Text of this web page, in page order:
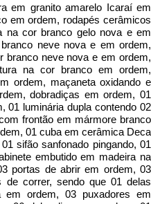
em granito amarelo Icaraí em
em ordem, rodapés cerâmicos
na cor branco gelo nova e em
neve nova e em ordem,
branco neve nova e em ordem,
na cor branco em ordem,
ordem, maçaneta oxidando e
dobradiças em ordem, 01
01 luminária dupla contendo 02
frontão em mármore branco
01 cuba em cerâmica Deca
sifão sanfonado pingando, 01
embutido em madeira na
portas de abrir em ordem, 03
de correr, sendo que 01 delas
ordem, 03 puxadores em